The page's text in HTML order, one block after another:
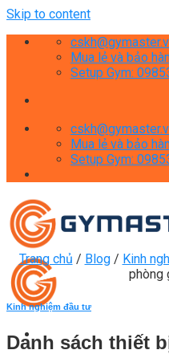
Skip to content
Mua lẻ và bảo
Setup Gym:
Mua lẻ và bảo
Setup Gym:
Trang chủ / Blog / Kinh
phòng
Kinh nghiệm đầu tư
Danh sách thiết